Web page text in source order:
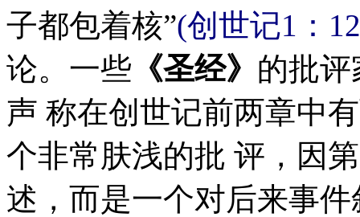
子都包着核”(创世记1：
论。一些 《圣经》 的批
声 称在创世记前两章中
个非常肤浅的批 评，因
述，而是一个对后来事